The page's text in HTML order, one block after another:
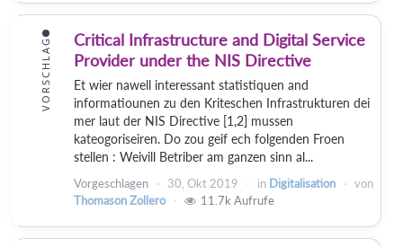
VORSCHLAG
Critical Infrastructure and Digital Service
Provider under the NIS Directive
Et wier nawell interessant statistiquen and
informatiounen zu den Kriteschen Infrastrukturen dei
mer laut der NIS Directive [1,2] mussen
kateogoriseiren. Do zou geif ech folgenden Froen
stellen : Weivill Betriber am ganzen sinn al...
Vorgeschlagen 30, Okt 2019 in Digitalisation
von
Thomason Zollero
11.7k Aufrufe